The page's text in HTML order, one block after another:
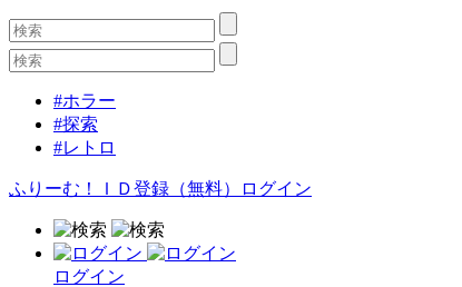
#ホラー
#探索
#レトロ
ふりーむ！ＩＤ登録（無料） ログイン
ログイン